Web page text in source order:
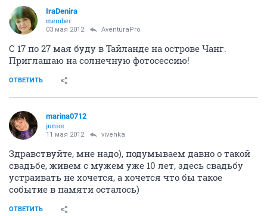
IraDenira
member
03 мая 2012 AventuraPro
С 17 по 27 мая буду в Тайланде на острове Чанг.
Приглашаю на солнечную фотосессию!
ОТВЕТИТЬ
marina0712
junior
11 мая 2012 vivenka
Здравствуйте, мне надо), подумываем давно о такой
свадьбе, живем с мужем уже 10 лет, здесь свадьбу
устраивать не хочется, а хочется что бы такое
событие в памяти осталось)
ОТВЕТИТЬ